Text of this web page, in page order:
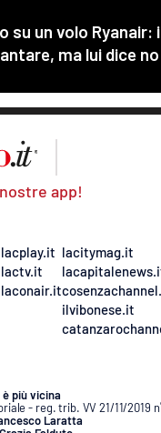
app!
lacplay.it
lactv.it
laconair.it
lacitymag.it
ilvibonese.it
più vicina
- reg. trib. VV 21/11/2019
Laratta